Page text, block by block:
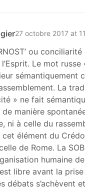
27 octobre 2017 at
ou
l’Esprit. Le mot
sémantiquement
La
» ne fait
de manière
ni à celle du
élément du Crédo
de Rome. La
humaine
libre avant la
débats s’achèvent